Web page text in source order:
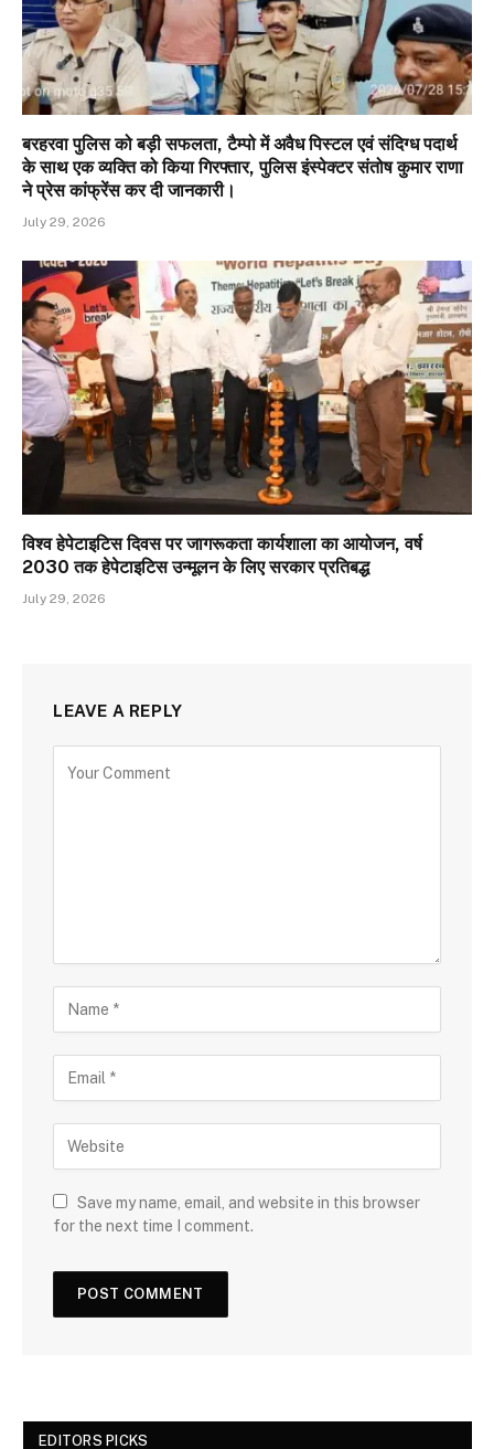
बरहरवा पुलिस को बड़ी सफलता, टैम्पो में अवैध पिस्टल एवं संदिग्ध पदार्थ
के साथ एक व्यक्ति को किया गिरफ्तार, पुलिस इंस्पेक्टर संतोष कुमार राणा
ने प्रेस कांफ्रेंस कर दी जानकारी।
July 29, 2026
विश्व हेपेटाइटिस दिवस पर जागरूकता कार्यशाला का आयोजन, वर्ष
2030 तक हेपेटाइटिस उन्मूलन के लिए सरकार प्रतिबद्ध
July 29, 2026
LEAVE A REPLY
Save my name, email, and website in this browser
for the next time I comment.
EDITORS PICKS